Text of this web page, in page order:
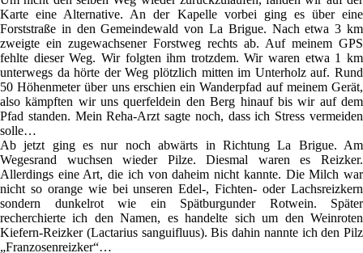
Karte eine Alternative. An der Kapelle vorbei ging es über eine
Forststraße in den Gemeindewald von La Brigue. Nach etwa 3 km
zweigte ein zugewachsener Forstweg rechts ab. Auf meinem GPS
fehlte dieser Weg. Wir folgten ihm trotzdem. Wir waren etwa 1 km
unterwegs da hörte der Weg plötzlich mitten im Unterholz auf. Rund
50 Höhenmeter über uns erschien ein Wanderpfad auf meinem Gerät,
also kämpften wir uns querfeldein den Berg hinauf bis wir auf dem
Pfad standen. Mein Reha-Arzt sagte noch, dass ich Stress vermeiden
solle…
Ab jetzt ging es nur noch abwärts in Richtung La Brigue. Am
Wegesrand wuchsen wieder Pilze. Diesmal waren es Reizker.
Allerdings eine Art, die ich von daheim nicht kannte. Die Milch war
nicht so orange wie bei unseren Edel-, Fichten- oder Lachsreizkern
sondern dunkelrot wie ein Spätburgunder Rotwein. Später
recherchierte ich den Namen, es handelte sich um den Weinroten
Kiefern-Reizker (Lactarius sanguifluus). Bis dahin nannte ich den Pilz
„Franzosenreizker“…